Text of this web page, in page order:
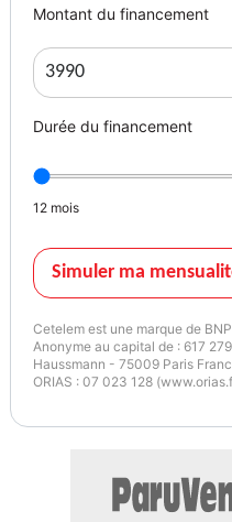
Montant du financement
Durée du financement
12 mois
Simuler ma
Cetelem est une marque de
Anonyme au capital de : 617
Haussmann - 75009 Paris
ORIAS : 07 023 128